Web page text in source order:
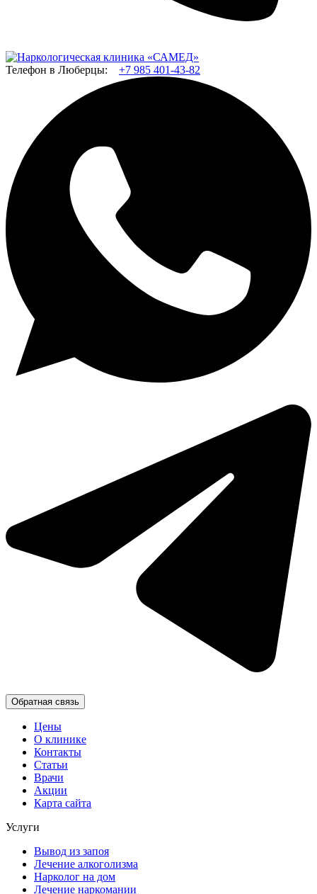
Телефон в Люберцы: +7 985 401-43-82
Обратная связь
Цены
О клинике
Контакты
Статьи
Врачи
Акции
Карта сайта
Услуги
Вывод из запоя
Лечение алкоголизма
Нарколог на дом
Лечение наркомании